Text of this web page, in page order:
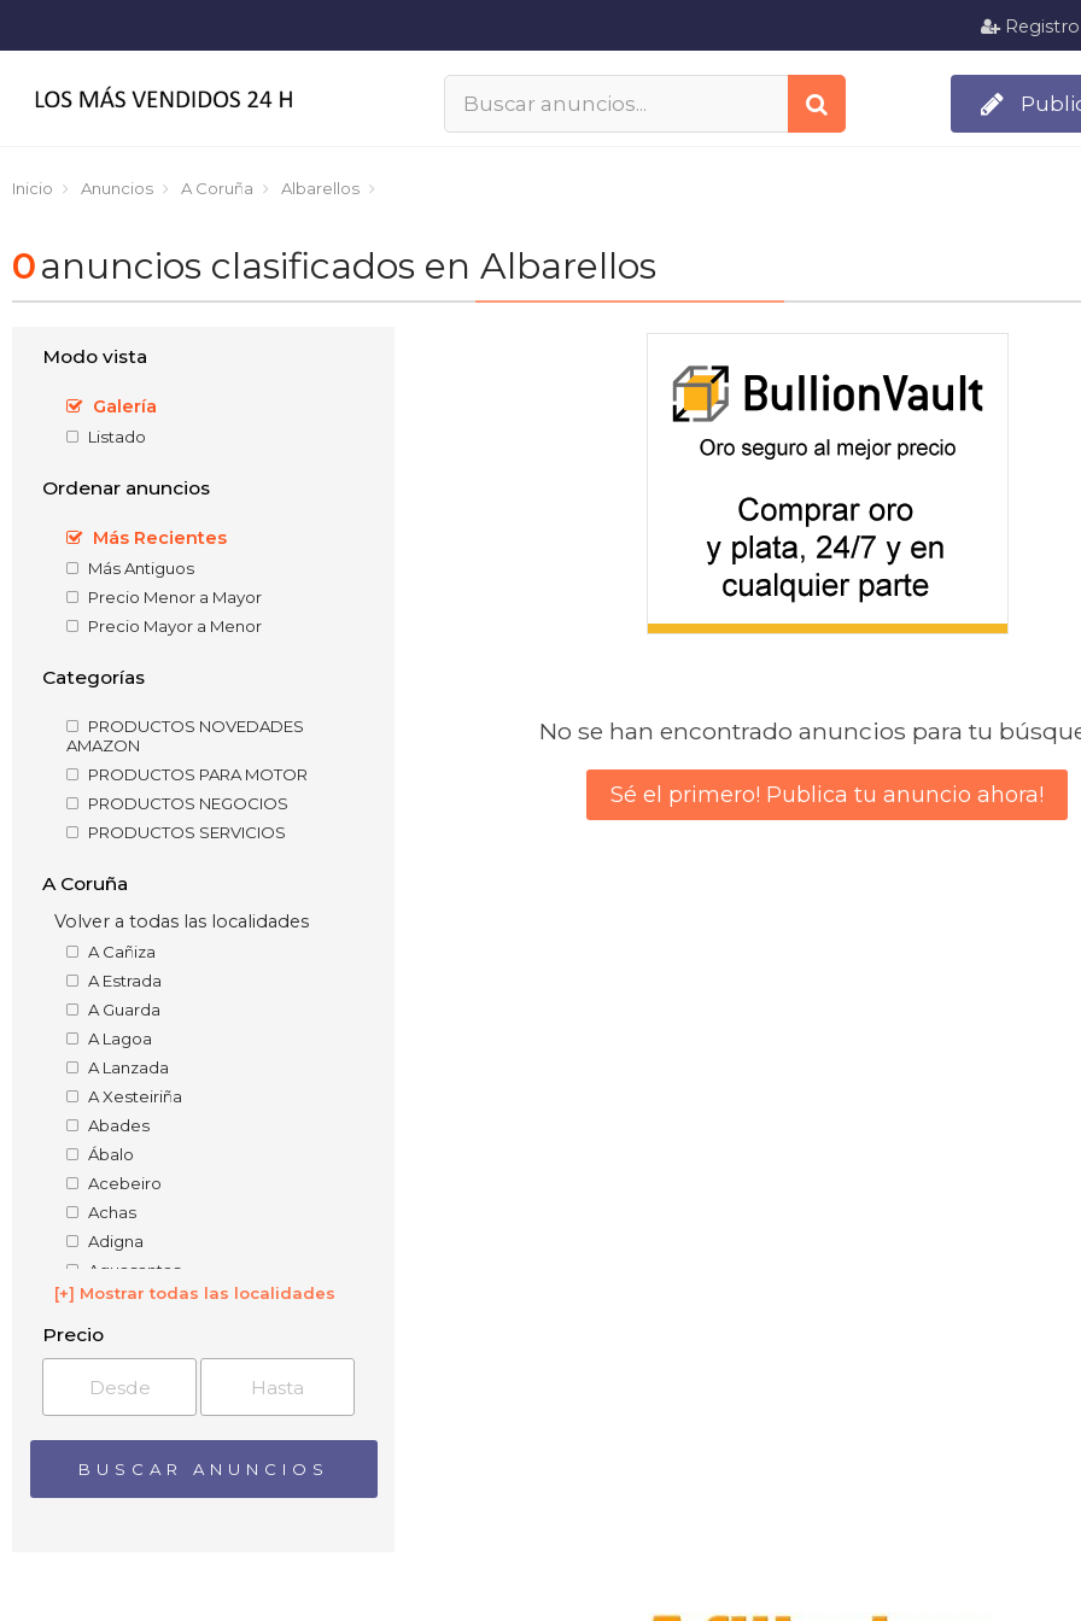
Registro
Inicio Anuncios A Coruña Albarellos
0anuncios clasificados en Albarellos
Modo vista
Galería
Listado
Ordenar anuncios
Más Recientes
Más Antiguos
Precio Menor a Mayor
Precio Mayor a Menor
Categorías
PRODUCTOS NOVEDADES
AMAZON
PRODUCTOS PARA MOTOR
PRODUCTOS NEGOCIOS
PRODUCTOS SERVICIOS
A Coruña
Volver a todas las localidades
A Cañiza
A Estrada
A Guarda
A Lagoa
A Lanzada
A Xesteiriña
Abades
Ábalo
Acebeiro
Achas
Adigna
Aguasantas
Agudelo
Aguiones
Alba
Albarellos
Alcabre
Alceme
Aldán
Aldea de Abaixo
[+] Mostrar todas las localidades
Precio
No se han encontrado anuncios para tu
Sé el primero! Publica tu anuncio ahora!